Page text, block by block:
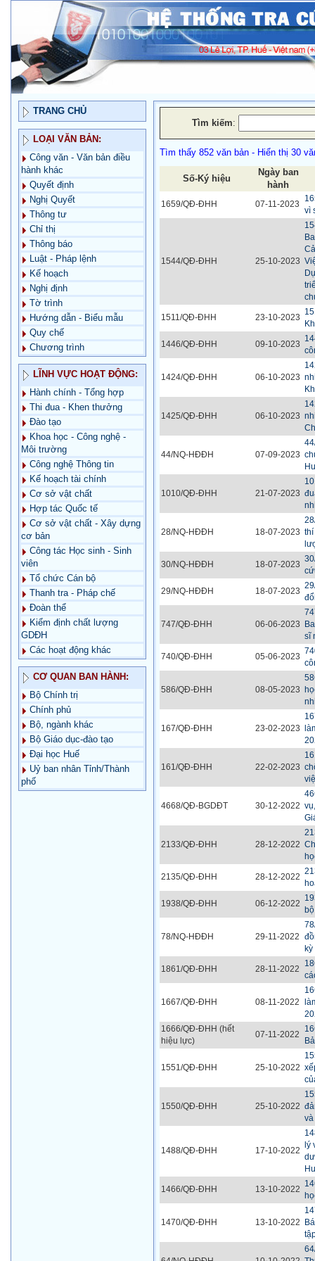
TRANG CHỦ
LOẠI VĂN BẢN:
Công văn - Văn bản điều
hành khác
Quyết định
Nghị Quyết
Thông tư
Chỉ thị
Thông báo
Luật - Pháp lệnh
Kế hoạch
Nghị định
Tờ trình
Hướng dẫn - Biểu mẫu
Quy chế
Chương trình
LĨNH VỰC HOẠT ĐỘNG:
Hành chính - Tổng hợp
Thi đua - Khen thưởng
Đào tạo
Khoa học - Công nghệ -
Môi trường
Công nghệ Thông tin
Kế hoạch tài chính
Cơ sở vật chất
Hợp tác Quốc tế
Cơ sở vật chất - Xây dựng
cơ bản
Công tác Học sinh - Sinh
viên
Tổ chức Cán bộ
Thanh tra - Pháp chế
Đoàn thể
Kiểm định chất lượng
GDĐH
Các hoạt động khác
CƠ QUAN BAN HÀNH:
Bộ Chính trị
Chính phủ
Bộ, ngành khác
Bộ Giáo dục-đào tạo
Đại học Huế
Uỷ ban nhân Tỉnh/Thành
phố
Tìm kiếm:
Tìm thấy 852 văn bản - Hiển thị 30
Số-Ký hiệu
Ngày ban
hành
1659/QĐ-ĐHH 07-11-2023
vì
1544/QĐ-ĐHH 25-10-2023
1511/QĐ-ĐHH 23-10-2023
1446/QĐ-ĐHH 09-10-2023
1424/QĐ-ĐHH 06-10-2023
1425/QĐ-ĐHH 06-10-2023
44/NQ-HĐĐH 07-09-2023
1010/QĐ-ĐHH 21-07-2023
28/NQ-HĐĐH 18-07-2023
30/NQ-HĐĐH 18-07-2023
29/NQ-HĐĐH 18-07-2023
747/QĐ-ĐHH 06-06-2023
sĩ
740/QĐ-ĐHH 05-06-2023
586/QĐ-ĐHH 08-05-2023
167/QĐ-ĐHH 23-02-2023
161/QĐ-ĐHH 22-02-2023
4668/QĐ-BGDĐT 30-12-2022
2133/QĐ-ĐHH 28-12-2022
2135/QĐ-ĐHH 28-12-2022
1938/QĐ-ĐHH 06-12-2022
78/NQ-HĐĐH 29-11-2022
1861/QĐ-ĐHH 28-11-2022
1667/QĐ-ĐHH 08-11-2022
1666/QĐ-ĐHH (hết
hiệu lực)
07-11-2022
1551/QĐ-ĐHH 25-10-2022
1550/QĐ-ĐHH 25-10-2022
1488/QĐ-ĐHH 17-10-2022
lý
1466/QĐ-ĐHH 13-10-2022
1470/QĐ-ĐHH 13-10-2022